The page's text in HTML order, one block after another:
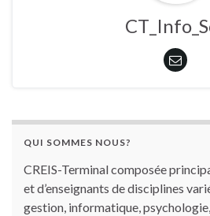
QUI SOMMES NOUS?
CREIS-Terminal composée
et d’enseignants de disciplines
gestion, informatique,